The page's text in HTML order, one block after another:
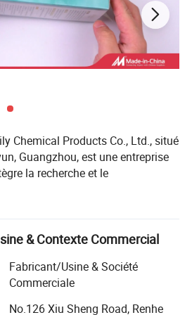
Chemical Products Co., Ltd., situé
Guangzhou, est une entreprise
la recherche et le
des centres d'essais de produits
de produits. Ses principaux
cosmétiques pour les soins des
d'affaires de "la sécurité
et vise à la satisfaction des
au développement et à la
& Contexte Commercial
Fabricant/Usine & Société
Commerciale
No.126 Xiu Sheng Road, Renhe